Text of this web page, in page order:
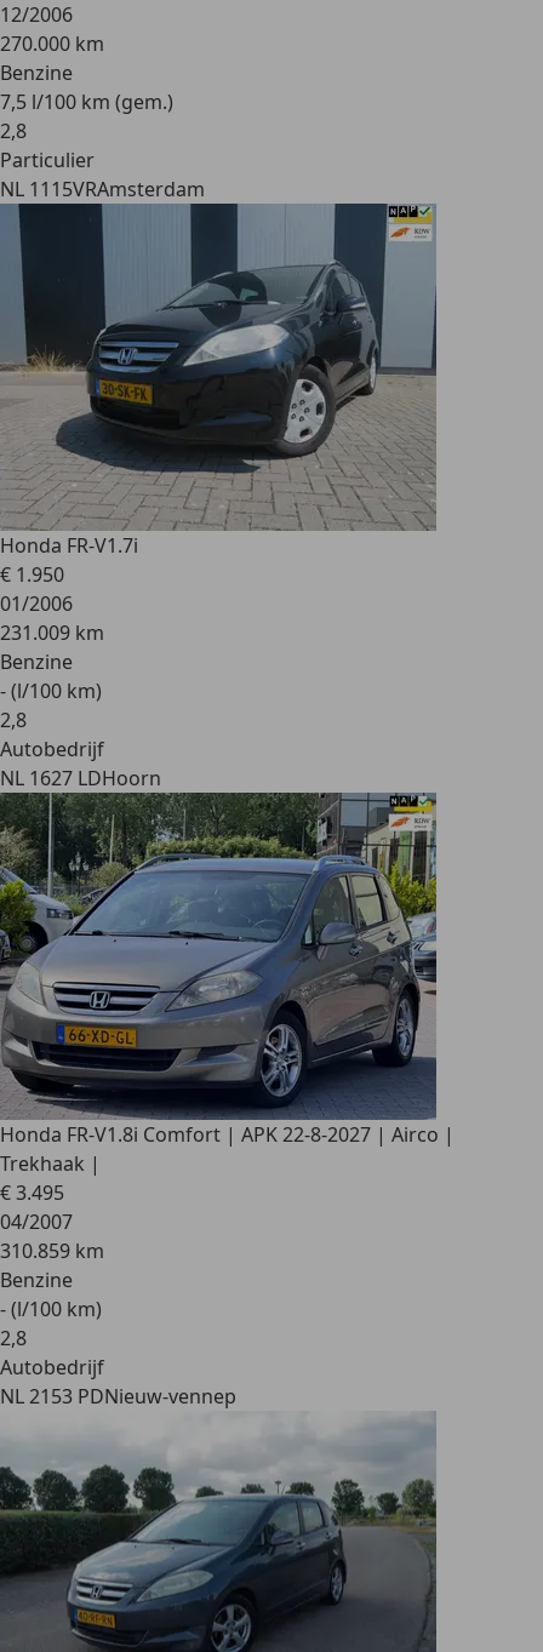
12/2006
270.000 km
Benzine
7,5 l/100 km (gem.)
2,8
Particulier
NL 1115VRAmsterdam
Honda FR-V1.7i
€ 1.950
01/2006
231.009 km
Benzine
- (l/100 km)
2,8
Autobedrijf
NL 1627 LDHoorn
Honda FR-V1.8i Comfort | APK 22-8-2027 | Airco |
Trekhaak |
€ 3.495
04/2007
310.859 km
Benzine
- (l/100 km)
2,8
Autobedrijf
NL 2153 PDNieuw-vennep